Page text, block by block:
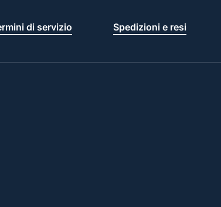
di servizio Spedizioni e resi